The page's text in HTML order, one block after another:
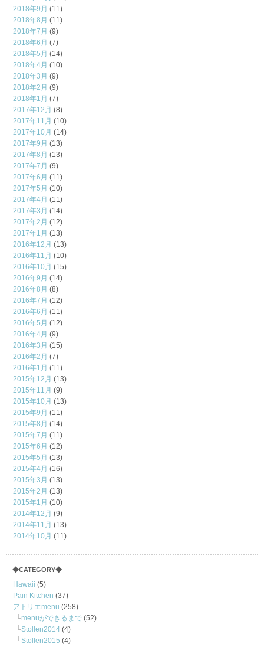
2018年9月 (11)
2018年8月 (11)
2018年7月 (9)
2018年6月 (7)
2018年5月 (14)
2018年4月 (10)
2018年3月 (9)
2018年2月 (9)
2018年1月 (7)
2017年12月 (8)
2017年11月 (10)
2017年10月 (14)
2017年9月 (13)
2017年8月 (13)
2017年7月 (9)
2017年6月 (11)
2017年5月 (10)
2017年4月 (11)
2017年3月 (14)
2017年2月 (12)
2017年1月 (13)
2016年12月 (13)
2016年11月 (10)
2016年10月 (15)
2016年9月 (14)
2016年8月 (8)
2016年7月 (12)
2016年6月 (11)
2016年5月 (12)
2016年4月 (9)
2016年3月 (15)
2016年2月 (7)
2016年1月 (11)
2015年12月 (13)
2015年11月 (9)
2015年10月 (13)
2015年9月 (11)
2015年8月 (14)
2015年7月 (11)
2015年6月 (12)
2015年5月 (13)
2015年4月 (16)
2015年3月 (13)
2015年2月 (13)
2015年1月 (10)
2014年12月 (9)
2014年11月 (13)
2014年10月 (11)
◆CATEGORY◆
Hawaii (5)
Pain Kitchen (37)
アトリエmenu (258)
menuができるまで (52)
Stollen2014 (4)
Stollen2015 (4)